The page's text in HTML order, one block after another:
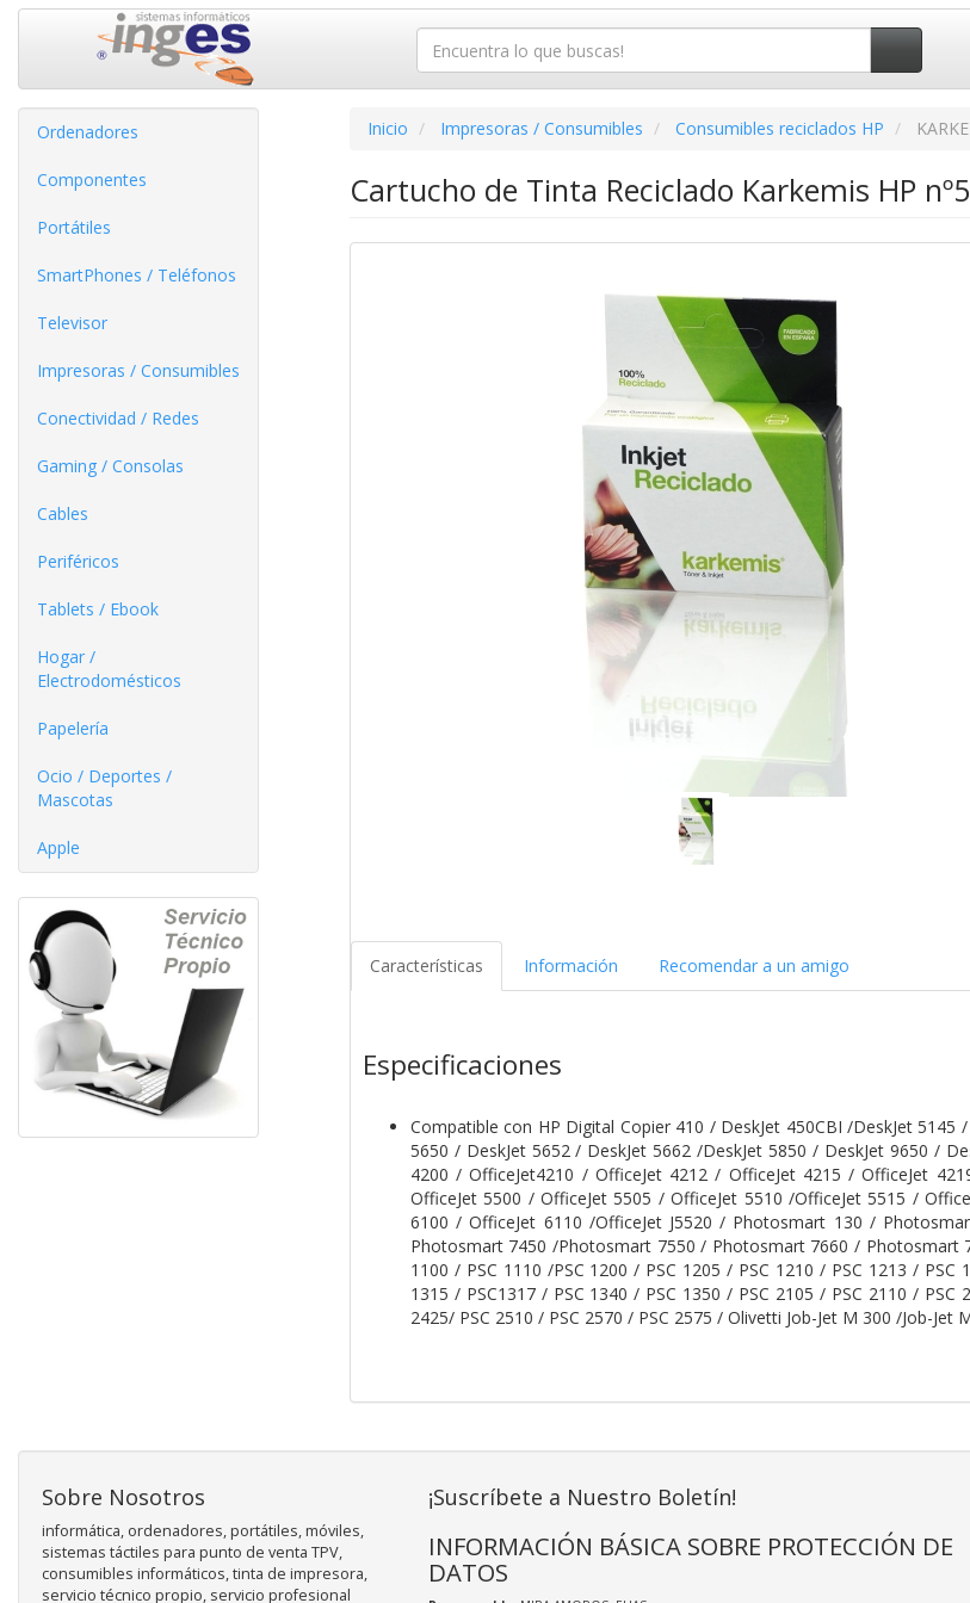
Ordenadores
Componentes
Portátiles
SmartPhones / Teléfonos
Televisor
Impresoras / Consumibles
Conectividad / Redes
Gaming / Consolas
Cables
Periféricos
Tablets / Ebook
Hogar /
Electrodomésticos
Papelería
Ocio / Deportes /
Mascotas
Apple
Inicio Impresoras / Consumibles Consumibles reciclados HP
Cartucho de Tinta Reciclado Karkemis HP
Características Información Recomendar a un amigo
Especificaciones
Compatible con HP Digital Copier 410 / DeskJet 450CBI /DeskJet
5650 / DeskJet 5652 / DeskJet 5662 /DeskJet 5850 / DeskJet 9650 /
4200 / OfficeJet4210 / OfficeJet 4212 / OfficeJet 4215 / OfficeJet
OfficeJet 5500 / OfficeJet 5505 / OfficeJet 5510 /OfficeJet 5515 /
6100 / OfficeJet 6110 /OfficeJet J5520 / Photosmart 130 /
Photosmart 7450 /Photosmart 7550 / Photosmart 7660 /
1100 / PSC 1110 /PSC 1200 / PSC 1205 / PSC 1210 / PSC 1213 /
1315 / PSC1317 / PSC 1340 / PSC 1350 / PSC 2105 / PSC 2110 /
2425/ PSC 2510 / PSC 2570 / PSC 2575 / Olivetti Job-Jet M 300 /Job-Jet
Sobre Nosotros
informática, ordenadores, portátiles, móviles,
sistemas táctiles para punto de venta TPV,
consumibles informáticos, tinta de impresora,
servicio técnico propio, servicio profesional
¡Suscríbete a Nuestro Boletín!
INFORMACIÓN BÁSICA SOBRE PROTECCIÓN DE
DATOS